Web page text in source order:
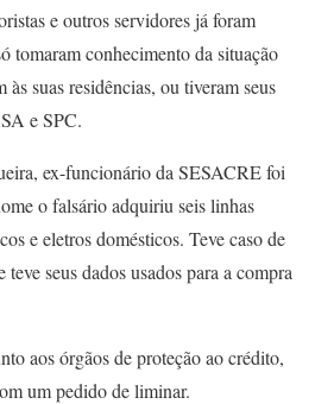
e outros servidores já foram
tomaram conhecimento da situação
às suas residências, ou tiveram seus
e SPC.
ex-funcionário da SESACRE foi
o falsário adquiriu seis linhas
e eletros domésticos. Teve caso de
seus dados usados para a compra
aos órgãos de proteção ao crédito,
um pedido de liminar.